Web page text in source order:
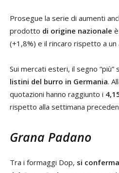
Prosegue la serie di aumenti
prodotto di origine nazionale
(+1,8%) e il rincaro rispetto a un
Sui mercati esteri, il segno “più”
listini del burro in Germania.
quotazioni hanno raggiunto i
rispetto alla settimana
Grana Padano
Tra i formaggi Dop, si